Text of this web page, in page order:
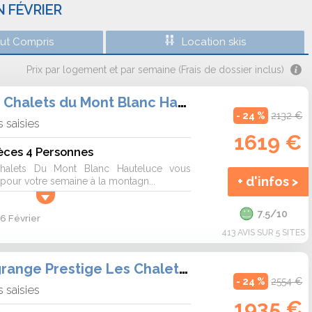
FÉVRIER
Compris Location skis
Prix par logement et par semaine (Frais de dossier inclus)
Résidence Les Chalets du Mont Blanc Hauteluce
saisies
4 Personnes
Du Mont Blanc Hauteluce vous
votre semaine à la montagn...
Février
- 24 % 2132 €
1619 €
+ d'infos >
7.5/10
413 AVIS SUR 5 SITES
Résidence Lagrange Prestige Les Chalets d'Emeraude
saisies
- 24 % 2554 €